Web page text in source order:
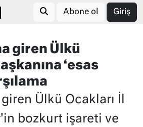
Abone ol Giriş
giren Ülkü
‘esas
Ülkü Ocakları İl
bozkurt işareti ve